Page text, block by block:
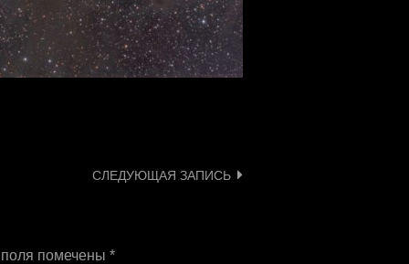
СЛЕДУЮЩАЯ ЗАПИСЬ
помечены *